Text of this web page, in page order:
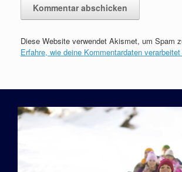
Diese Website verwendet Akismet, um Spam
Erfahre, wie deine Kommentardaten verarbeitet